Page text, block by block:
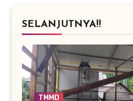
SELANJUTNYA!!
TMMD